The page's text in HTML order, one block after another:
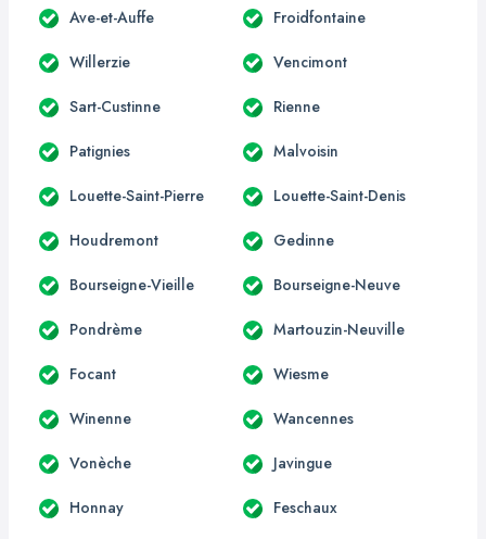
Ave-et-Auffe Froidfontaine
Willerzie Vencimont
Sart-Custinne Rienne
Patignies Malvoisin
Louette-Saint-Pierre Louette-Saint-Denis
Houdremont Gedinne
Bourseigne-Vieille Bourseigne-Neuve
Pondrème Martouzin-Neuville
Focant Wiesme
Winenne Wancennes
Vonèche Javingue
Honnay Feschaux